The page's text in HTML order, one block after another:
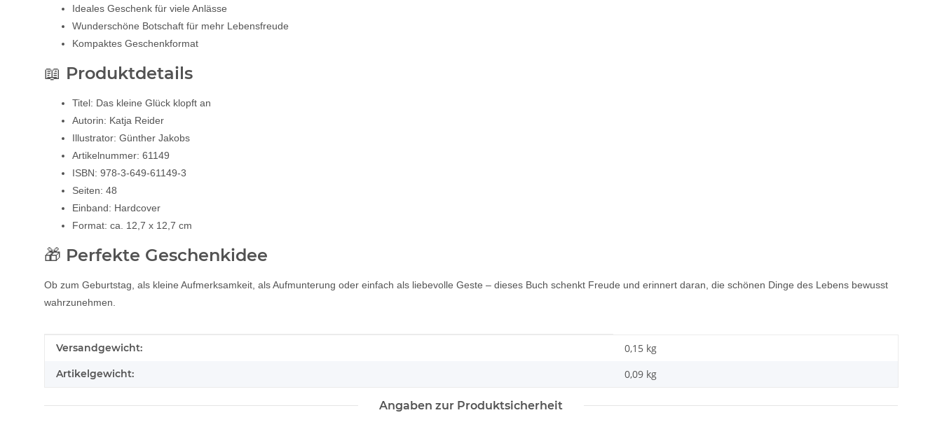
Ideales Geschenk für viele Anlässe
Wunderschöne Botschaft für mehr Lebensfreude
Kompaktes Geschenkformat
📖 Produktdetails
Titel: Das kleine Glück klopft an
Autorin: Katja Reider
Illustrator: Günther Jakobs
Artikelnummer: 61149
ISBN: 978-3-649-61149-3
Seiten: 48
Einband: Hardcover
Format: ca. 12,7 x 12,7 cm
🎁 Perfekte Geschenkidee
Ob zum Geburtstag, als kleine Aufmerksamkeit, als Aufmunterung oder einfach als liebevolle Geste – dieses Buch schenkt Freude und erinnert daran, die schönen Dinge des Lebens bewusst
wahrzunehmen.
Produkteigenschaft
Wert
Versandgewicht: 0,15 kg
Artikelgewicht: 0,09 kg
Angaben zur Produktsicherheit